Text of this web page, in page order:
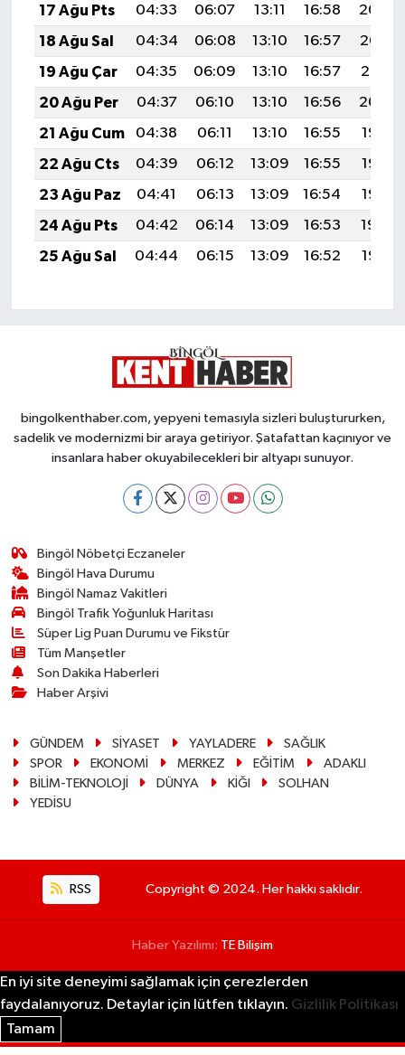
17 Ağu Pts
04:33 06:07 13:11 16:58
20:04
18 Ağu Sal
04:34 06:08 13:10 16:57
20:03
19 Ağu Çar
04:35 06:09 13:10 16:57
20:01
20 Ağu Per
04:37 06:10 13:10 16:56
20:00
21 Ağu Cum
04:38 06:11 13:10 16:55
19:58
22 Ağu Cts
04:39 06:12 13:09 16:55
19:57
23 Ağu Paz
04:41 06:13 13:09 16:54
19:55
24 Ağu Pts
04:42 06:14 13:09 16:53
19:54
25 Ağu Sal
04:44 06:15 13:09 16:52 19:52
bingolkenthaber.com, yepyeni temasıyla sizleri buluştururken,
sadelik ve modernizmi bir araya getiriyor. Şatafattan kaçınıyor ve
insanlara haber okuyabilecekleri bir altyapı sunuyor.
Bingöl Nöbetçi Eczaneler
Bingöl Hava Durumu
Bingöl Namaz Vakitleri
Bingöl Trafik Yoğunluk Haritası
Süper Lig Puan Durumu ve Fikstür
Tüm Manşetler
Son Dakika Haberleri
Haber Arşivi
GÜNDEM SİYASET YAYLADERE
SAĞLIK
SPOR
EKONOMİ MERKEZ EĞİTİM
ADAKLI
BİLİM-TEKNOLOJİ
DÜNYA KİĞI
SOLHAN
YEDİSU
RSS Copyright © 2024. Her hakkı saklıdır.
Haber Yazılımı: TE Bilişim
En iyi site deneyimi sağlamak için çerezlerden
faydalanıyoruz. Detaylar için lütfen tıklayın. Gizlilik Politikası
Tamam